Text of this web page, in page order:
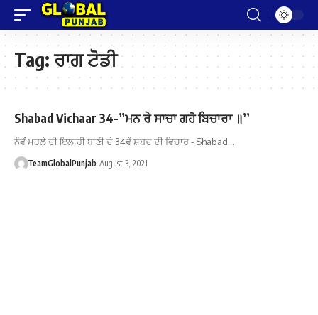
Tag:ਰਾਗ ਟੋਡੀ
Shabad Vichaar 34-”ਮਨ ਰੇ ਸਾਚਾ ਗਹੋ ਬਿਚਾਰਾ ॥’’
ਨੌਵੇਂ ਮਹਲੇ ਦੀ ਇਲਾਹੀ ਬਾਣੀ ਦੇ 34ਵੇਂ ਸ਼ਬਦ ਦੀ ਵਿਚਾਰ - Shabad…
TeamGlobalPunjab August 3, 2021